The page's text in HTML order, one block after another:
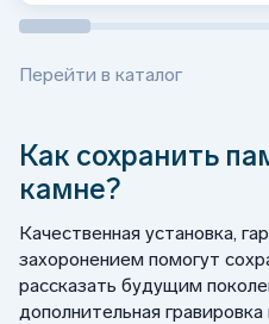
Перейти в каталог
Как сохранить
камне?
Качественная установка,
захоронением помогут
рассказать будущим
дополнительная